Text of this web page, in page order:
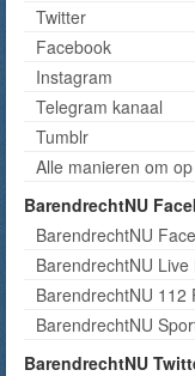
Twitter
Facebook
Instagram
Telegram kanaal
Tumblr
Alle manieren om
BarendrechtNU
BarendrechtNU
BarendrechtNU
BarendrechtNU 112
BarendrechtNU
BarendrechtNU